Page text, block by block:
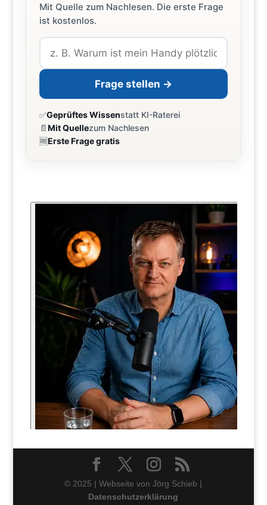
Mit Quelle zum Nachlesen. Die erste Frage
ist kostenlos.
Frage stellen →
✅Geprüftes Wissenstatt KI-Raterei
📄Mit Quellezum Nachlesen
🆓Erste Frage gratis
© 2025 | Webseite von Jörg Schieb |
Datenschutzerklärung